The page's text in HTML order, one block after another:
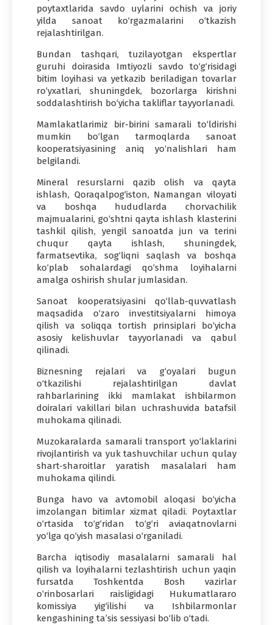
poytaxtlarida savdo uylarini ochish va joriy
yilda sanoat ko‘rgazmalarini o‘tkazish
rejalashtirilgan.
Bundan tashqari, tuzilayotgan ekspertlar
guruhi doirasida Imtiyozli savdo to‘g‘risidagi
bitim loyihasi va yetkazib beriladigan tovarlar
ro‘yxatlari, shuningdek, bozorlarga kirishni
soddalashtirish bo‘yicha takliflar tayyorlanadi.
Mamlakatlarimiz bir-birini samarali to‘ldirishi
mumkin bo‘lgan tarmoqlarda sanoat
kooperatsiyasining aniq yo‘nalishlari ham
belgilandi.
Mineral resurslarni qazib olish va qayta
ishlash, Qoraqalpog‘iston, Namangan viloyati
va boshqa hududlarda chorvachilik
majmualarini, go‘shtni qayta ishlash klasterini
tashkil qilish, yengil sanoatda jun va terini
chuqur qayta ishlash, shuningdek,
farmatsevtika, sog‘liqni saqlash va boshqa
ko‘plab sohalardagi qo‘shma loyihalarni
amalga oshirish shular jumlasidan.
Sanoat kooperatsiyasini qo‘llab-quvvatlash
maqsadida o‘zaro investitsiyalarni himoya
qilish va soliqqa tortish prinsiplari bo‘yicha
asosiy kelishuvlar tayyorlanadi va qabul
qilinadi.
Biznesning rejalari va g‘oyalari bugun
o‘tkazilishi rejalashtirilgan davlat
rahbarlarining ikki mamlakat ishbilarmon
doiralari vakillari bilan uchrashuvida batafsil
muhokama qilinadi.
Muzokaralarda samarali transport yo‘laklarini
rivojlantirish va yuk tashuvchilar uchun qulay
shart-sharoitlar yaratish masalalari ham
muhokama qilindi.
Bunga havo va avtomobil aloqasi bo‘yicha
imzolangan bitimlar xizmat qiladi. Poytaxtlar
o‘rtasida to‘g‘ridan to‘g‘ri aviaqatnovlarni
yo‘lga qo‘yish masalasi o‘rganiladi.
Barcha iqtisodiy masalalarni samarali hal
qilish va loyihalarni tezlashtirish uchun yaqin
fursatda Toshkentda Bosh vazirlar
o‘rinbosarlari raisligidagi Hukumatlararo
komissiya yig‘ilishi va Ishbilarmonlar
kengashining ta’sis sessiyasi bo‘lib o‘tadi.